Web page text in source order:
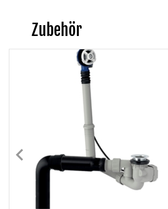
Zubehör